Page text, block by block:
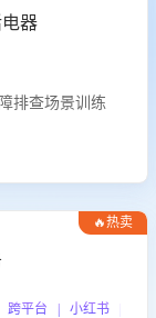
器
排查场景训练
🔥热卖
平台 | 小红书 | 得物